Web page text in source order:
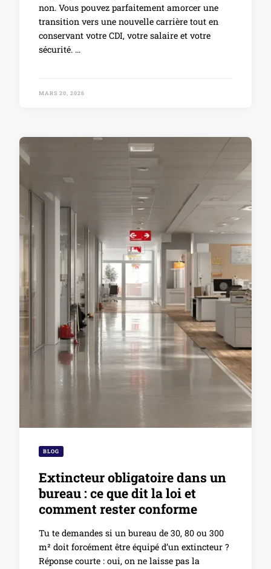
non. Vous pouvez parfaitement amorcer une
transition vers une nouvelle carrière tout en
conservant votre CDI, votre salaire et votre
sécurité. …
MARS 20, 2026
BLOG
Extincteur obligatoire dans un
bureau : ce que dit la loi et
comment rester conforme
Tu te demandes si un bureau de 30, 80 ou 300
m² doit forcément être équipé d’un extincteur ?
Réponse courte : oui, on ne laisse pas la